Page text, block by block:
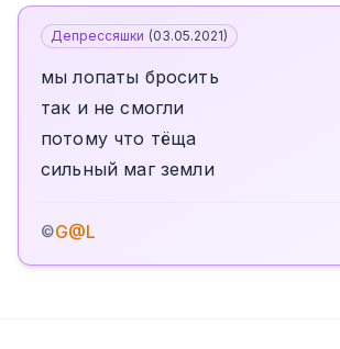
Депрессяшки (03.05.2021)
мы лопаты бросить
так и не смогли
потому что тёща
сильный маг земли
©G@L